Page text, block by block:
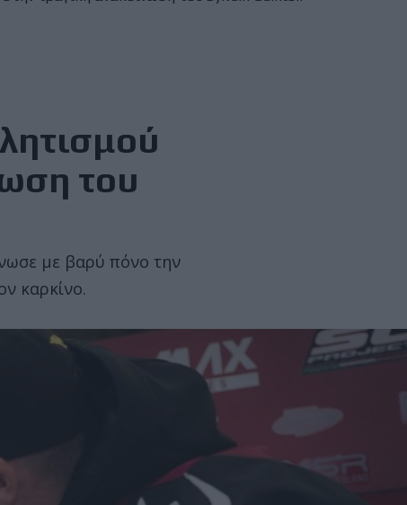
του
με βαρύ πόνο την
καρκίνο.